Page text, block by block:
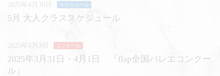
2025年4月30日 スケジュール
5月 大人クラススケジュール
2025年4月3日 コンクール
2025年3月31日・4月1日 『flap全国バレエコンクー
ル』